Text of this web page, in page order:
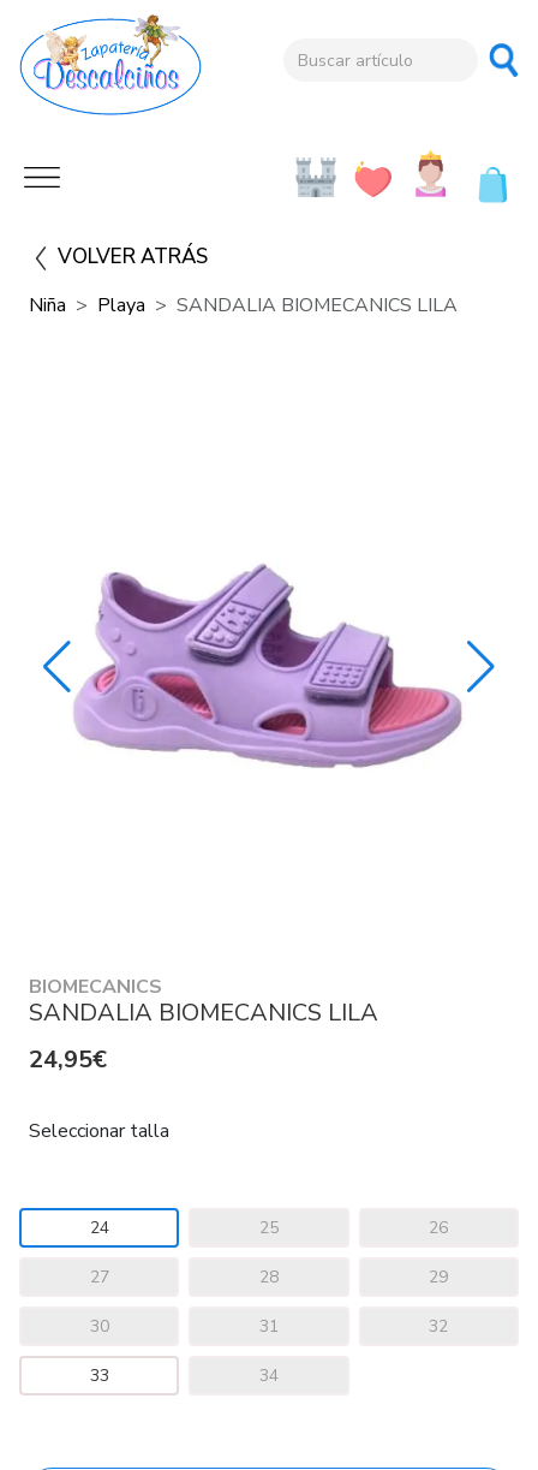
VOLVER ATRÁS
Niña Playa SANDALIA BIOMECANICS LILA
BIOMECANICS
SANDALIA BIOMECANICS LILA
24,95€
Seleccionar talla
24 25 26
27 28 29
30 31 32
33 34